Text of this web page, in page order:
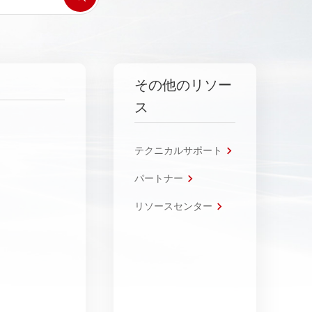
その他のリソー
ス
テクニカルサポート
パートナー
リソースセンター